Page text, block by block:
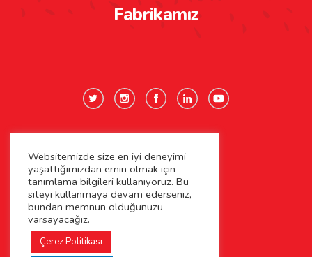
Fabrikamız
Gizlilik Politikası
Çerez Politikası
Websitemizde size en iyi deneyimi
yaşattığımızdan emin olmak için
tanımlama bilgileri kullanıyoruz. Bu
siteyi kullanmaya devam ederseniz,
bundan memnun olduğunuzu
varsayacağız.
Çerez Politikası